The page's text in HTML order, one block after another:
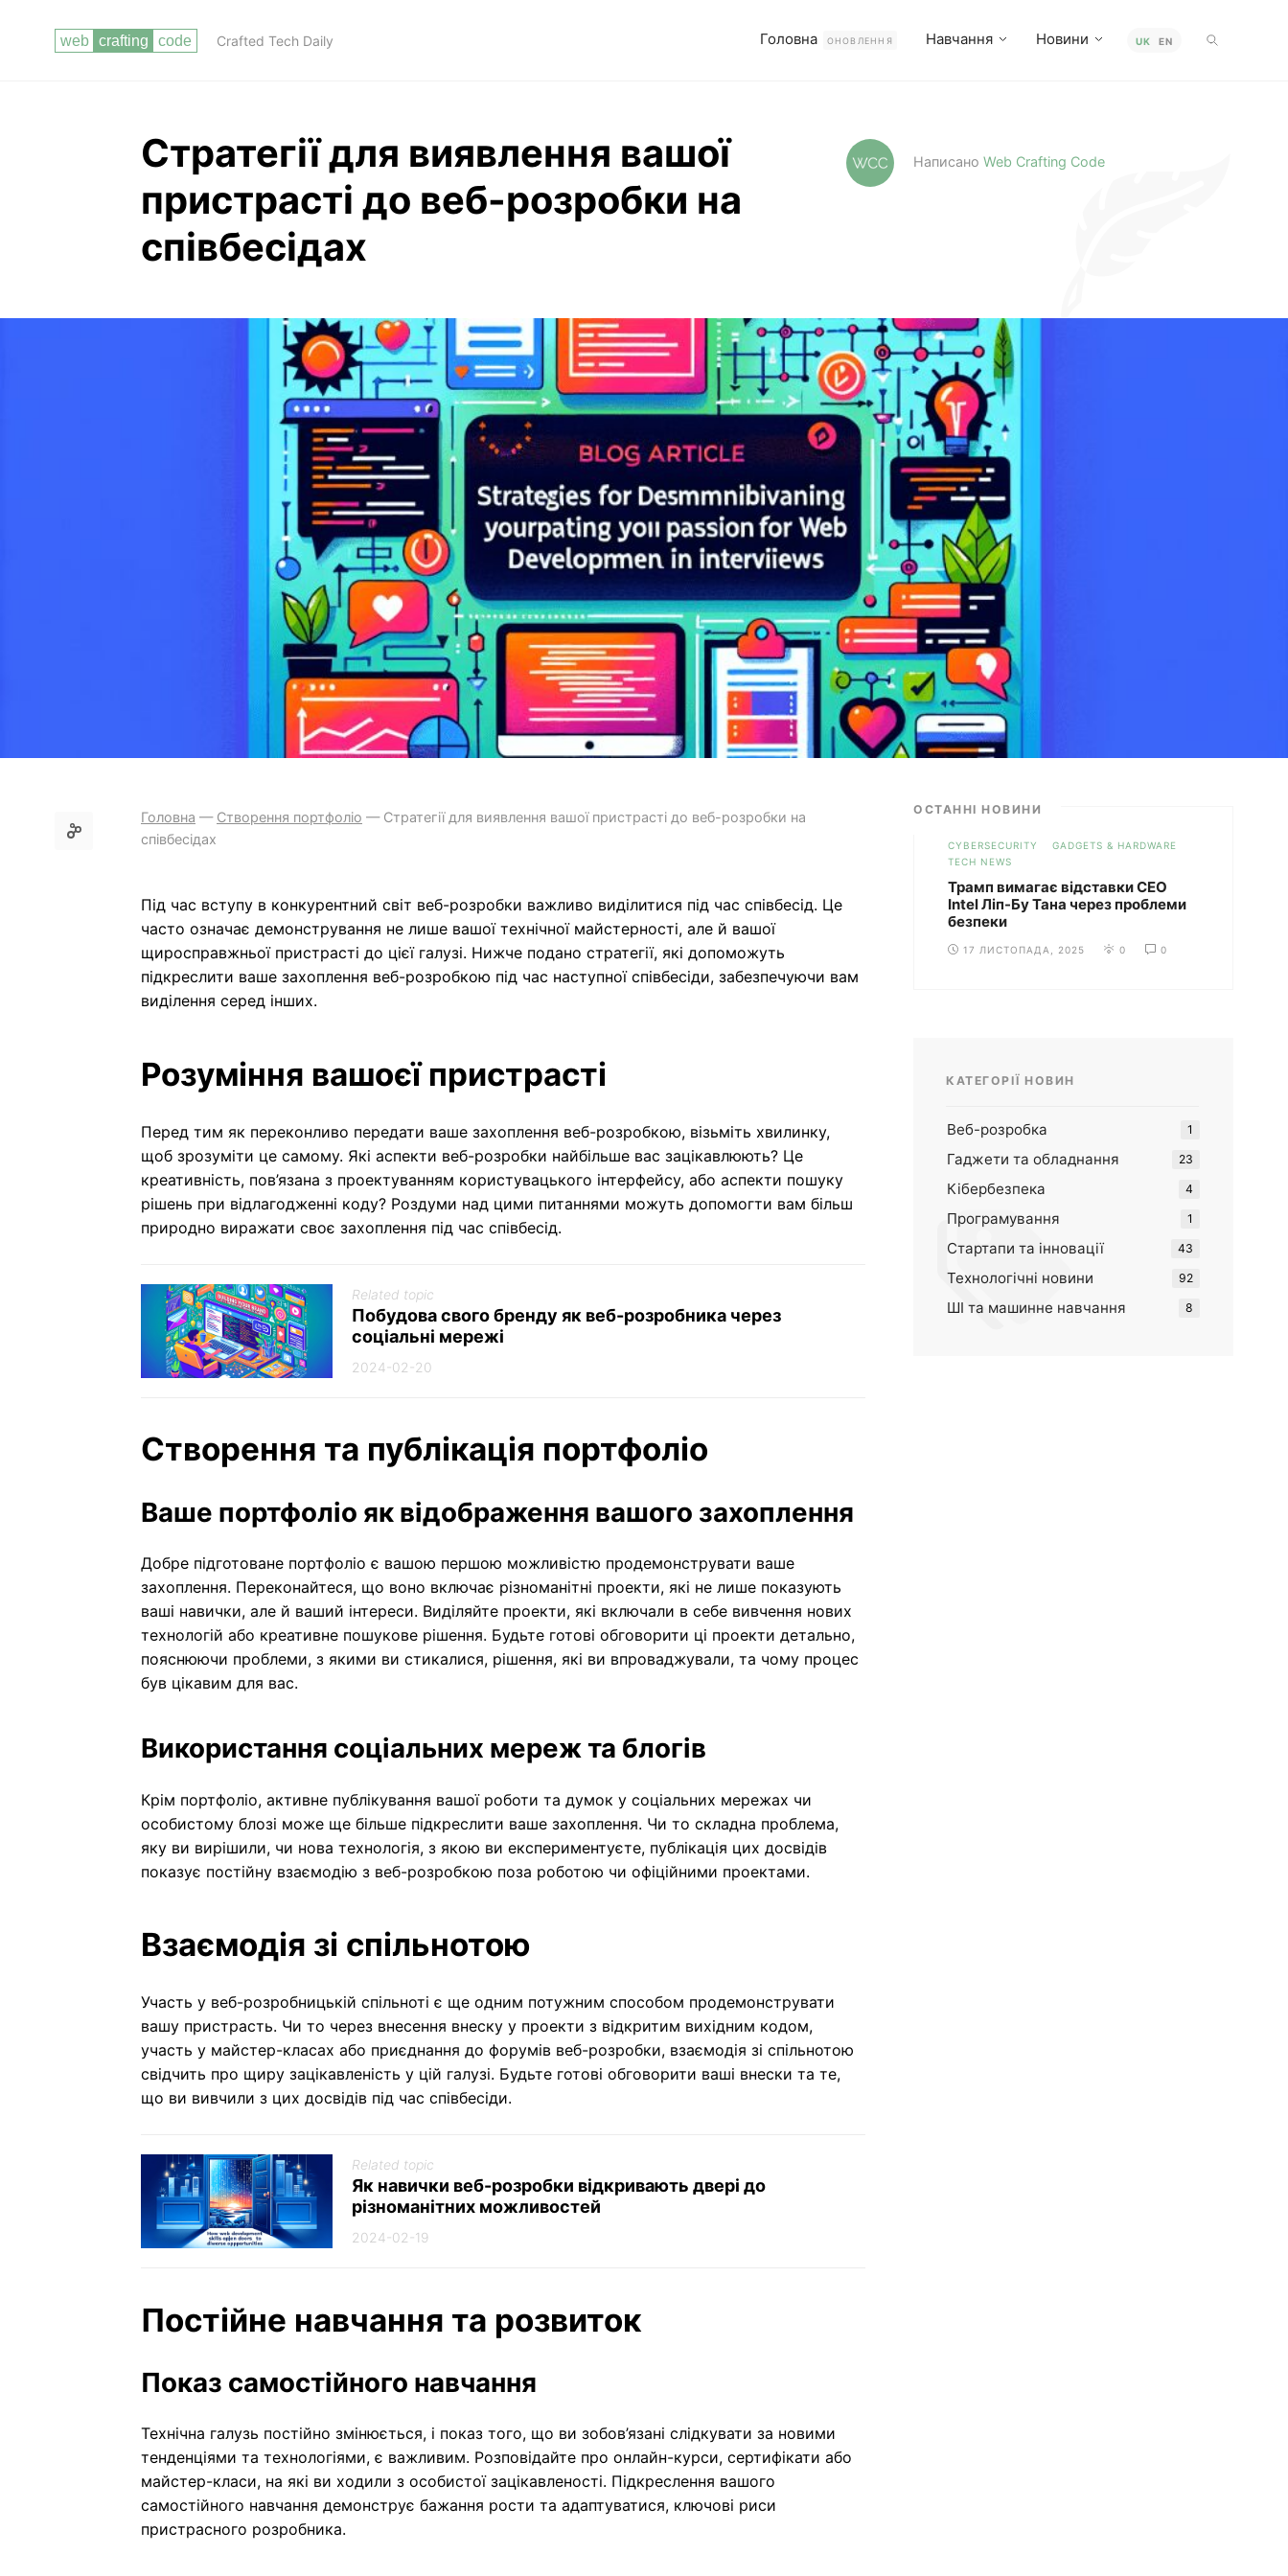
Crafted Tech Daily Головна ОНОВЛЕННЯ Навчання Новини UK EN
Стратегії для виявлення вашої
пристрасті до веб-розробки на
співбесідах
Написано Web Crafting Code
Головна — Створення портфоліо — Стратегії для виявлення вашої пристрасті до веб-розробки на
співбесідах
Під час вступу в конкурентний світ веб-розробки важливо виділитися під час співбесід. Це
часто означає демонстрування не лише вашої технічної майстерності, але й вашої
щиросправжньої пристрасті до цієї галузі. Нижче подано стратегії, які допоможуть
підкреслити ваше захоплення веб-розробкою під час наступної співбесіди, забезпечуючи вам
виділення серед інших.
Розуміння вашоєї пристрасті
Перед тим як переконливо передати ваше захоплення веб-розробкою, візьміть хвилинку,
щоб зрозуміти це самому. Які аспекти веб-розробки найбільше вас зацікавлюють? Це
креативність, пов’язана з проектуванням користувацького інтерфейсу, або аспекти пошуку
рішень при відлагодженні коду? Роздуми над цими питаннями можуть допомогти вам більш
природно виражати своє захоплення під час співбесід.
Related topic
Побудова свого бренду як веб-розробника через
соціальні мережі
2024-02-20
Створення та публікація портфоліо
Ваше портфоліо як відображення вашого захоплення
Добре підготоване портфоліо є вашою першою можливістю продемонструвати ваше
захоплення. Переконайтеся, що воно включає різноманітні проекти, які не лише показують
ваші навички, але й ваший інтереси. Виділяйте проекти, які включали в себе вивчення нових
технологій або креативне пошукове рішення. Будьте готові обговорити ці проекти детально,
пояснюючи проблеми, з якими ви стикалися, рішення, які ви впроваджували, та чому процес
був цікавим для вас.
Використання соціальних мереж та блогів
Крім портфоліо, активне публікування вашої роботи та думок у соціальних мережах чи
особистому блозі може ще більше підкреслити ваше захоплення. Чи то складна проблема,
яку ви вирішили, чи нова технологія, з якою ви експериментуєте, публікація цих досвідів
показує постійну взаємодію з веб-розробкою поза роботою чи офіційними проектами.
Взаємодія зі спільнотою
Участь у веб-розробницькій спільноті є ще одним потужним способом продемонструвати
вашу пристрасть. Чи то через внесення внеску у проекти з відкритим вихідним кодом,
участь у майстер-класах або приєднання до форумів веб-розробки, взаємодія зі спільнотою
свідчить про щиру зацікавленість у цій галузі. Будьте готові обговорити ваші внески та те,
що ви вивчили з цих досвідів під час співбесіди.
Related topic
Як навички веб-розробки відкривають двері до
різноманітних можливостей
2024-02-19
Постійне навчання та розвиток
Показ самостійного навчання
Технічна галузь постійно змінюється, і показ того, що ви зобов’язані слідкувати за новими
тенденціями та технологіями, є важливим. Розповідайте про онлайн-курси, сертифікати або
майстер-класи, на які ви ходили з особистої зацікавленості. Підкреслення вашого
самостійного навчання демонструє бажання рости та адаптуватися, ключові риси
пристрасного розробника.
ОСТАННІ НОВИНИ
CYBERSECURITY
GADGETS & HARDWARE
TECH NEWS
Трамп вимагає відставки CEO
Intel Ліп-Бу Тана через проблеми
безпеки
17 ЛИСТОПАДА, 2025 0 0
КАТЕГОРІЇ НОВИН
Веб-розробка 1
Гаджети та обладнання 23
Кібербезпека 4
Програмування 1
Стартапи та інновації 43
Технологічні новини 92
ШІ та машинне навчання 8